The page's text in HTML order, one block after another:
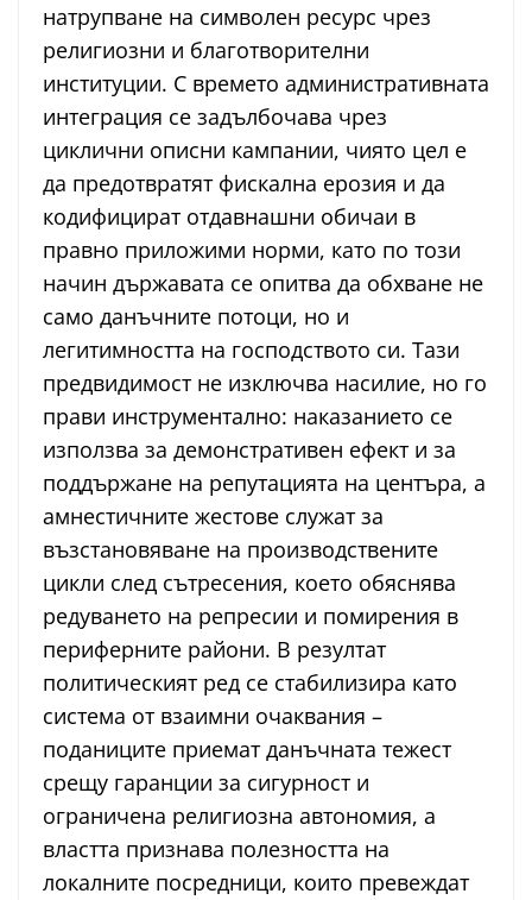
натрупване на символен ресурс чрез
религиозни и благотворителни
институции. С времето административната
интеграция се задълбочава чрез
циклични описни кампании, чиято цел е
да предотвратят фискална ерозия и да
кодифицират отдавнашни обичаи в
правно приложими норми, като по този
начин държавата се опитва да обхване не
само данъчните потоци, но и
легитимността на господството си. Тази
предвидимост не изключва насилие, но го
прави инструментално: наказанието се
използва за демонстративен ефект и за
поддържане на репутацията на центъра, а
амнестичните жестове служат за
възстановяване на производствените
цикли след сътресения, което обяснява
редуването на репресии и помирения в
периферните райони. В резултат
политическият ред се стабилизира като
система от взаимни очаквания –
поданиците приемат данъчната тежест
срещу гаранции за сигурност и
ограничена религиозна автономия, а
властта признава полезността на
локалните посредници, които превеждат